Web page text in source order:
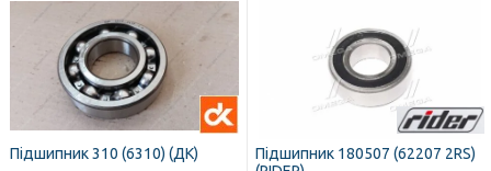
Підшипник 310 (6310) (ДК)
Підшипник 180507 (62207 2RS)